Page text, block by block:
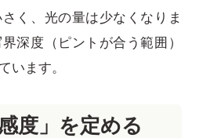
く、光の量は少なくなりま
深度（ピントが合う範囲）
います。
度」を定める